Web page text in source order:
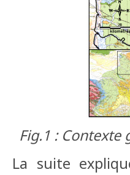
Fig.1 :
La suite